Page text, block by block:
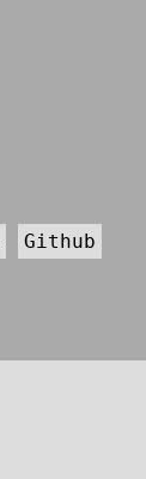
Github